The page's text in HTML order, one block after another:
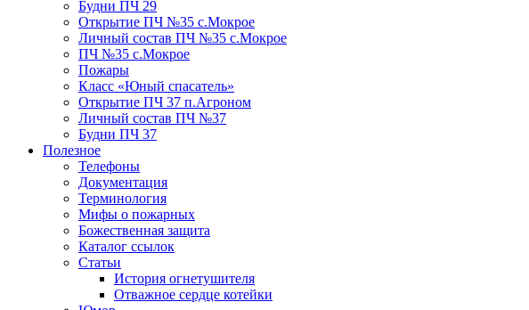
Будни ПЧ 29
Открытие ПЧ №35 с.Мокрое
Личный состав ПЧ №35 с.Мокрое
ПЧ №35 с.Мокрое
Пожары
Класс «Юный спасатель»
Открытие ПЧ 37 п.Агроном
Личный состав ПЧ №37
Будни ПЧ 37
Полезное
Телефоны
Документация
Терминология
Мифы о пожарных
Божественная защита
Каталог ссылок
Статьи
История огнетушителя
Отважное сердце котейки